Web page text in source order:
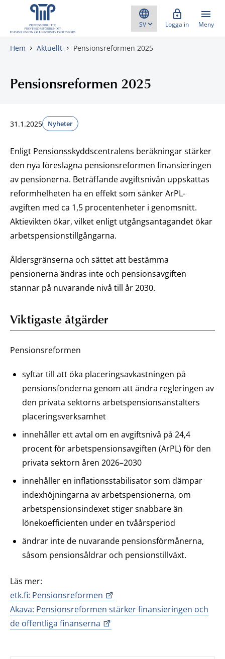
Gå direkt till innehåll
Logga in Meny
Hem Aktuellt Pensionsreformen 2025
Pensionsreformen 2025
31.1.2025 Nyheter
Enligt Pensionsskyddscentralens beräkningar stärker
den nya föreslagna pensionsreformen finansieringen
av pensionerna. Beträffande avgiftsnivån uppskattas
reformhelheten ha en effekt som sänker ArPL-
avgiften med ca 1,5 procentenheter i genomsnitt.
Aktievikten ökar, vilket enligt utgångsantagandet ökar
arbetspensionstillgångarna.
Åldersgränserna och sättet att bestämma
pensionerna ändras inte och pensionsavgiften
stannar på nuvarande nivå till år 2030.
Viktigaste åtgärder
Pensionsreformen
syftar till att öka placeringsavkastningen på
pensionsfonderna genom att ändra regleringen av
den privata sektorns arbetspensionsanstalters
placeringsverksamhet
innehåller ett avtal om en avgiftsnivå på 24,4
procent för arbetspensionsavgiften (ArPL) för den
privata sektorn åren 2026–2030
innehåller en inflationsstabilisator som dämpar
indexhöjningarna av arbetspensionerna, om
arbetspensionsindexet stiger snabbare än
lönekoefficienten under en tvåårsperiod
ändrar inte de nuvarande pensionsförmånerna,
såsom pensionsåldrar och pensionstillväxt.
Läs mer:
etk.fi: Pensionsreformen
Akava: Pensionsreformen stärker finansieringen och
de offentliga finanserna